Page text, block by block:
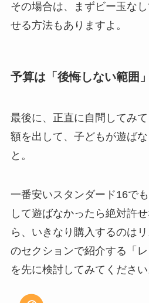
その場合は、まずビー玉な
せる方法もありますよ。
予算は「後悔しない範囲
最後に、正直に自問してみ
額を出して、子どもが遊ばな
と。
一番安いスタンダード16で
して遊ばなかったら絶対許
ら、いきなり購入するのは
のセクションで紹介する「
を先に検討してみてください